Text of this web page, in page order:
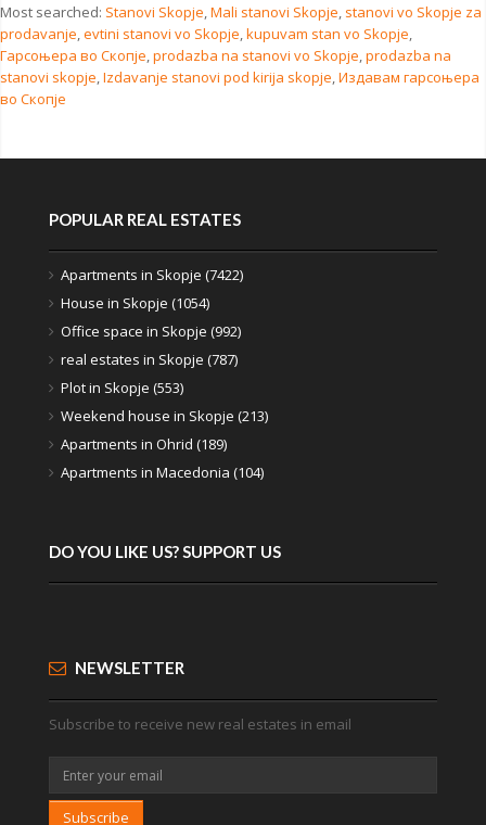
Most searched: Stanovi Skopje,Mali stanovi Skopje, stanovi vo Skopje za
prodavanje,evtini stanovi vo Skopje,kupuvam stan vo Skopje,
Гарсоњера во Скопје,prodazba na stanovi vo Skopje,prodazba na
stanovi skopje,Izdavanje stanovi pod kirija skopje,Издавам гарсоњера
во Скопје
POPULAR REAL ESTATES
Apartments in Skopje (7422)
House in Skopje (1054)
Office space in Skopje (992)
real estates in Skopje (787)
Plot in Skopje (553)
Weekend house in Skopje (213)
Apartments in Ohrid (189)
Apartments in Macedonia (104)
DO YOU LIKE US? SUPPORT US
NEWSLETTER
Subscribe to receive new real estates in email
Subscribe